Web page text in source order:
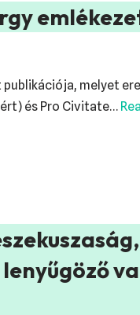
melyet
és Pro Civitate…